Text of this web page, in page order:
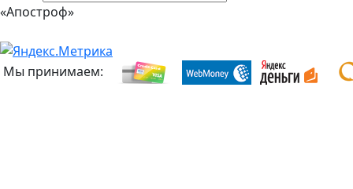
«Апостроф»
Мы принимаем: